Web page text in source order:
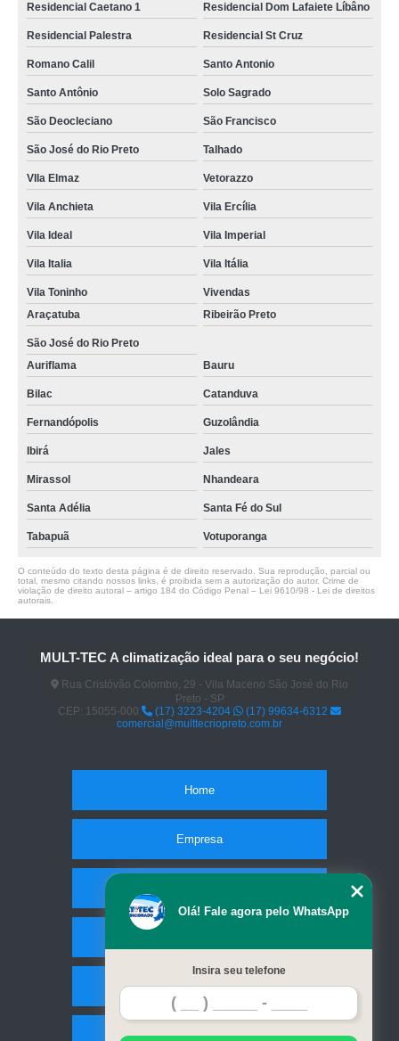
Residencial Caetano 1 Residencial Dom Lafaiete Líbâno
Residencial Palestra Residencial St Cruz
Romano Calil Santo Antonio
Santo Antônio Solo Sagrado
São Deocleciano São Francisco
São José do Rio Preto Talhado
VIla Elmaz Vetorazzo
Vila Anchieta Vila Ercília
Vila Ideal Vila Imperial
Vila Italia Vila Itália
Vila Toninho
Vivendas
Araçatuba
Ribeirão Preto
São José do Rio Preto
Auriflama
Bauru
Bilac Catanduva
Fernandópolis Guzolândia
Ibirá Jales
Mirassol Nhandeara
Santa Adélia Santa Fé do Sul
Tabapuã Votuporanga
O conteúdo do texto desta página é de direito reservado. Sua reprodução, parcial ou
total, mesmo citando nossos links, é proibida sem a autorização do autor. Crime de
violação de direito autoral – artigo 184 do Código Penal – Lei 9610/98 - Lei de direitos
autorais
MULT-TEC A climatização ideal para o seu negócio!
Rua Cristóvão Colombo, 29 - Vila Maceno São José do Rio
Preto - SP
CEP: 15055-000
(17) 3223-4204
(17) 99634-6312
comercial@multtecriopreto.com.br
Home
Empresa
Contato
Mapa do site
Olá! Fale agora pelo WhatsApp
Insira seu telefone